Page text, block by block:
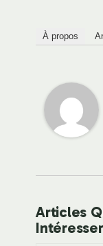
À propos
Articles